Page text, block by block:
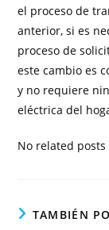
el proceso de
anterior, si es
proceso de
este cambio es
y no requiere
eléctrica del
No related
TAMBIÉN